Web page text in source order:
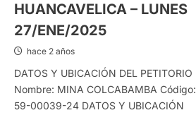
HUANCAVELICA – LUNES
27/ENE/2025
hace 2 años
DATOS Y UBICACIÓN DEL PETITORIO
Nombre: MINA COLCABAMBA Código:
59-00039-24 DATOS Y UBICACIÓN